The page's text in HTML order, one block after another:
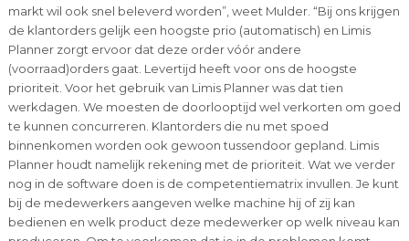
markt wil ook snel beleverd worden”, weet Mulder. “Bij ons krijgen
de klantorders gelijk een hoogste prio (automatisch) en Limis
Planner zorgt ervoor dat deze order vóór andere
(voorraad)orders gaat. Levertijd heeft voor ons de hoogste
prioriteit. Voor het gebruik van Limis Planner was dat tien
werkdagen. We moesten de doorlooptijd wel verkorten om goed
te kunnen concurreren. Klantorders die nu met spoed
binnenkomen worden ook gewoon tussendoor gepland. Limis
Planner houdt namelijk rekening met de prioriteit. Wat we verder
nog in de software doen is de competentiematrix invullen. Je kunt
bij de medewerkers aangeven welke machine hij of zij kan
bedienen en welk product deze medewerker op welk niveau kan